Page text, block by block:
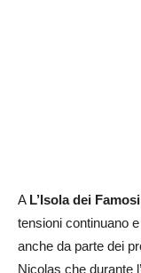
A L’Isola dei
tensioni continuano
anche da parte dei
Nicolas che durante